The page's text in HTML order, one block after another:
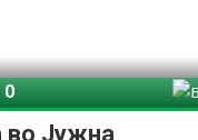
во Јужна
0